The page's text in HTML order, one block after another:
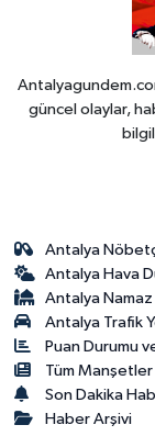
güncel olaylar,
Antalya
Antalya Hava
Antalya
Antalya Trafik
Puan Durumu
Tüm Manşetler
Son Dakika
Haber Arşivi